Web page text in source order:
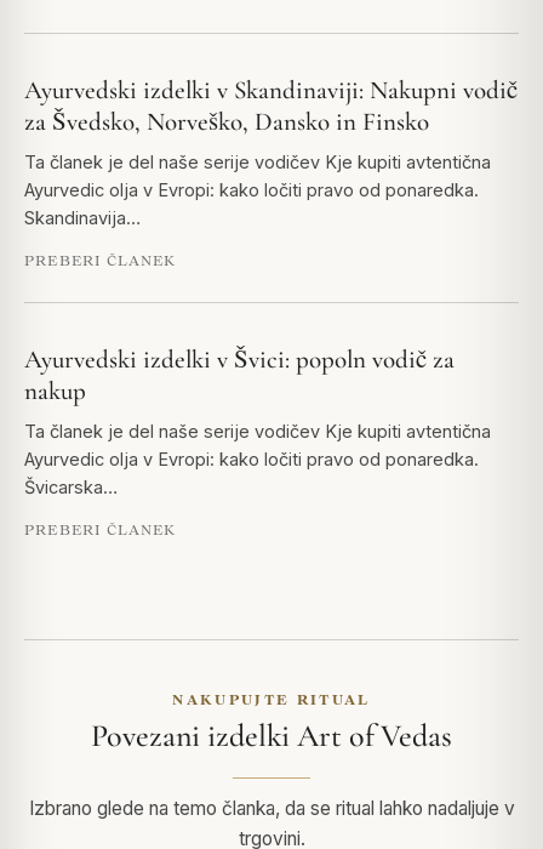
Ayurvedski izdelki v Skandinaviji: Nakupni vodič
za Švedsko, Norveško, Dansko in Finsko
Ta članek je del naše serije vodičev Kje kupiti avtentična
Ayurvedic olja v Evropi: kako ločiti pravo od ponaredka.
Skandinavija…
PREBERI ČLANEK
Ayurvedski izdelki v Švici: popoln vodič za
nakup
Ta članek je del naše serije vodičev Kje kupiti avtentična
Ayurvedic olja v Evropi: kako ločiti pravo od ponaredka.
Švicarska…
PREBERI ČLANEK
NAKUPUJTE RITUAL
Povezani izdelki Art of Vedas
Izbrano glede na temo članka, da se ritual lahko nadaljuje v
trgovini.